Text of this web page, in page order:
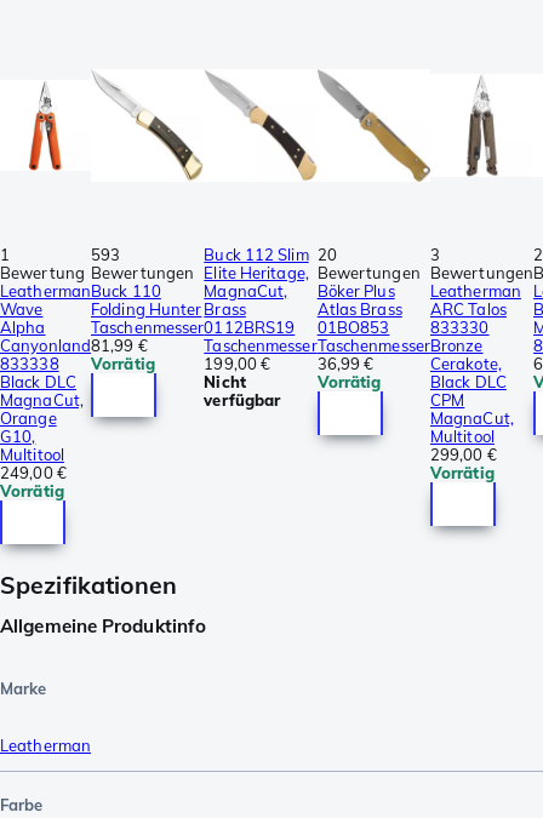
1
Bewertung
Leatherman
Wave
Alpha
Canyonland
833338
Black DLC
MagnaCut,
Orange
G10,
Multitool
249,00 €
Vorrätig
593
Bewertungen
Buck 110
Folding Hunter
Taschenmesser
81,99 €
Vorrätig
Buck 112 Slim
Elite Heritage,
MagnaCut,
Brass
0112BRS19
Taschenmesser
199,00 €
Nicht
verfügbar
20
Bewertungen
Böker Plus
Atlas Brass
01BO853
Taschenmesser
36,99 €
Vorrätig
3
Bewertungen
Leatherman
ARC Talos
833330
Bronze
Cerakote,
Black DLC
CPM
MagnaCut,
Multitool
299,00 €
Vorrätig
Spezifikationen
Allgemeine Produktinfo
Marke
Leatherman
Farbe